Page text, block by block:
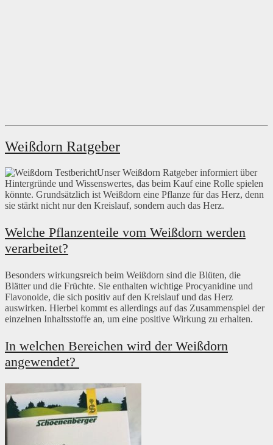
Weißdorn Ratgeber
Unser Weißdorn Ratgeber informiert über
Hintergründe und Wissenswertes, das beim Kauf eine Rolle spielen
könnte. Grundsätzlich ist Weißdorn eine Pflanze für das Herz, denn
sie stärkt nicht nur den Kreislauf, sondern auch das Herz.
Welche Pflanzenteile vom Weißdorn werden
verarbeitet?
Besonders wirkungsreich beim Weißdorn sind die Blüten, die
Blätter und die Früchte. Sie enthalten wichtige Procyanidine und
Flavonoide, die sich positiv auf den Kreislauf und das Herz
auswirken. Hierbei kommt es allerdings auf das Zusammenspiel der
einzelnen Inhaltsstoffe an, um eine positive Wirkung zu erhalten.
In welchen Bereichen wird der Weißdorn
angewendet?